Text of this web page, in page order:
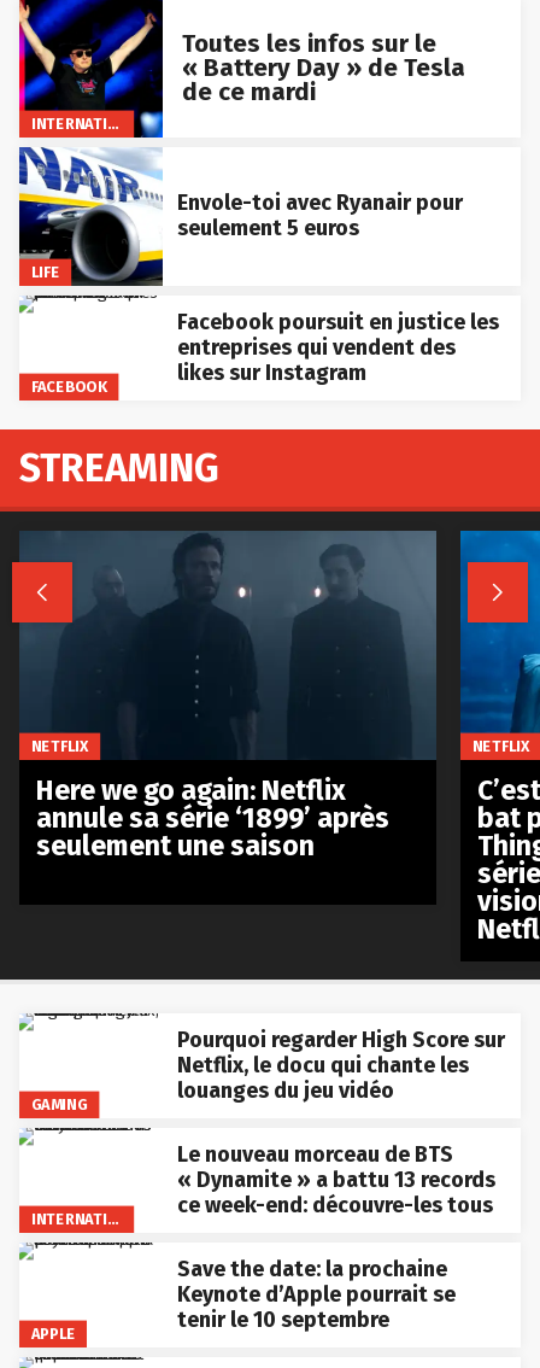
Toutes les infos sur le
« Battery Day » de Tesla
de ce mardi
LIFE
Envole-toi avec Ryanair pour
seulement 5 euros
FACEBOOK
Facebook poursuit en justice les
entreprises qui vendent des
likes sur Instagram
GAMING
Pourquoi regarder High Score sur
Netflix, le docu qui chante les
louanges du jeu vidéo
INTERNATIONAL
Le nouveau morceau de BTS
« Dynamite » a battu 13 records
ce week-end: découvre-les tous
APPLE
Save the date: la prochaine
Keynote d’Apple pourrait se
tenir le 10 septembre
STREAMING
 
NETFLIX
Here we go again: Netflix
annule sa série ‘1899’ après
seulement une saison
NETFLIX
bat